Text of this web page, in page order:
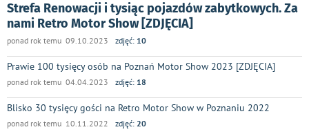
Strefa Renowacji i tysiąc pojazdów zabytkowych. Za
nami Retro Motor Show [ZDJĘCIA]
ponad rok temu 09.10.2023 zdjęć: 10
Prawie 100 tysięcy osób na Poznań Motor Show 2023 [ZDJĘCIA]
ponad rok temu 04.04.2023 zdjęć: 18
Blisko 30 tysięcy gości na Retro Motor Show w Poznaniu 2022
ponad rok temu 10.11.2022 zdjęć: 20